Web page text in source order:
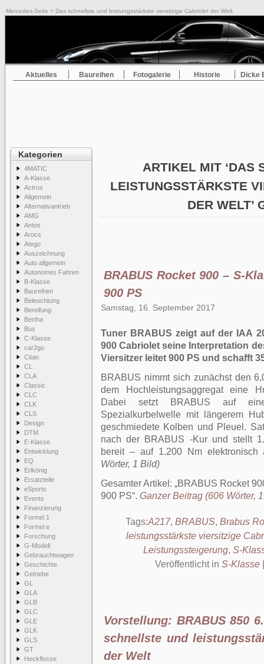
Mercedes-Seite > Das schnellste und leistungsstärkste viersitzige Cabriolet der Welt
Aktuelles Baureihen Fotogalerie Historie Dicke
Kategorien
4MATIC
A-Klasse
Actros
Allgemein
Alternativantrieb
AMG
Antos
Arocs
Atego
Auszeichnung
Auto allgemein
Autonomes Fahren
B-Klasse
Baureihen
Beleuchtung
Bereifung
Bertha
Bus
C-Klasse
car2go
Citan
CL
CLA
Classic
CLC
CLK
CLS
Design
DTM
E-Klasse
Entwicklung
EQ
Erlkönig
Ersatzteile
eSports
Events
Finanzierung
Formel 1
Formel e
Forschung
G-Modell
Gebrauchtwagen
Geschichte
Getriebe
GL
GLA
GLB
GLC
GLE
GLK
GLS
GT
Heckflosse
ARTIKEL MIT ‘DAS
LEISTUNGSSTÄRKSTE
DER WELT’
BRABUS Rocket 900 – S-
900 PS
Samstag, 16. September 2017
Tuner BRABUS zeigt auf der IAA
900 Cabriolet seine Interpretation
Viersitzer leitet 900 PS und schafft
BRABUS nimmt sich zunächst den
dem Hochleistungsaggregat eine
Dabei setzt BRABUS auf
Spezialkurbelwelle mit längerem
geschmiedete Kolben und Pleuel.
nach der BRABUS -Kur und stellt
bereit – auf 1.200 Nm elektronisch
Wörter, 1 Bild)
Gesamter Artikel: BRABUS Rocket
900 PS . Ganzer Beitrag (606 Wörter,
Tags:A217, BRABUS, Brabus
leistungsstärkste viersitzige
Leistungssteigerung, S-
Veröffentlicht in S-Klasse
Vorstellung: BRABUS 850
schnellste und
der Welt